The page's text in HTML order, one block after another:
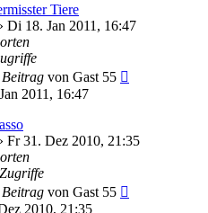
Tiere
Di 18. Jan 2011, 16:47
Beitrag von Gast 55
2011, 16:47
Fr 31. Dez 2010, 21:35
Zugriffe
Beitrag von Gast 55
2010, 21:35